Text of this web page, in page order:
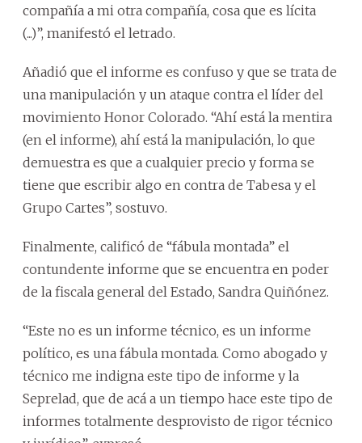
compañía a mi otra compañía, cosa que es lícita
(...)”, manifestó el letrado.
Añadió que el informe es confuso y que se trata de
una manipulación y un ataque contra el líder del
movimiento Honor Colorado. “Ahí está la mentira
(en el informe), ahí está la manipulación, lo que
demuestra es que a cualquier precio y forma se
tiene que escribir algo en contra de Tabesa y el
Grupo Cartes”, sostuvo.
Finalmente, calificó de “fábula montada” el
contundente informe que se encuentra en poder
de la fiscala general del Estado, Sandra Quiñónez.
“Este no es un informe técnico, es un informe
político, es una fábula montada. Como abogado y
técnico me indigna este tipo de informe y la
Seprelad, que de acá a un tiempo hace este tipo de
informes totalmente desprovisto de rigor técnico